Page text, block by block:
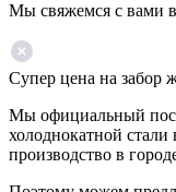
Мы свяжемся с вами
Супер цена на забор
Мы официальный
холоднокатной
производство в